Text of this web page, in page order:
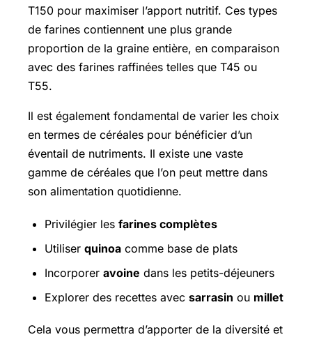
T150 pour maximiser l’apport nutritif. Ces types
de farines contiennent une plus grande
proportion de la graine entière, en comparaison
avec des farines raffinées telles que T45 ou
T55.
Il est également fondamental de varier les choix
en termes de céréales pour bénéficier d’un
éventail de nutriments. Il existe une vaste
gamme de céréales que l’on peut mettre dans
son alimentation quotidienne.
Privilégier les farines complètes
Utiliser quinoa comme base de plats
Incorporer avoine dans les petits-déjeuners
Explorer des recettes avec sarrasin ou millet
Cela vous permettra d’apporter de la diversité et